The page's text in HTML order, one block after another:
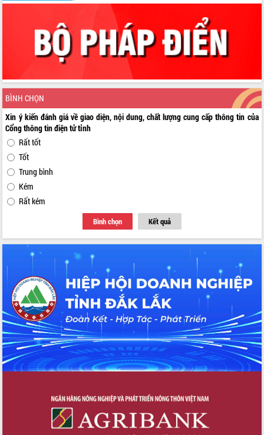
BÌNH CHỌN
Xin ý kiến đánh giá về giao diện, nội dung, chất lượng cung cấp thông tin của
Cổng thông tin điện tử tỉnh
Rất tốt
Tốt
Trung bình
Kém
Rất kém
Bình chọn Kết quả